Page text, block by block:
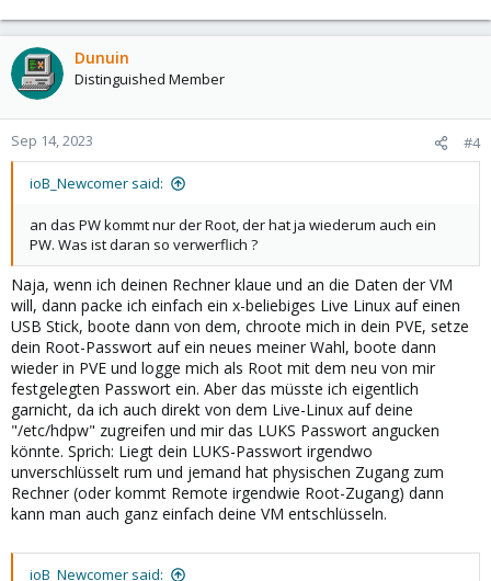
Dunuin
Distinguished Member
Sep 14, 2023 #4
ioB_Newcomer said:
an das PW kommt nur der Root, der hat ja wiederum auch ein
PW. Was ist daran so verwerflich ?
Naja, wenn ich deinen Rechner klaue und an die Daten der VM
will, dann packe ich einfach ein x-beliebiges Live Linux auf einen
USB Stick, boote dann von dem, chroote mich in dein PVE, setze
dein Root-Passwort auf ein neues meiner Wahl, boote dann
wieder in PVE und logge mich als Root mit dem neu von mir
festgelegten Passwort ein. Aber das müsste ich eigentlich
garnicht, da ich auch direkt von dem Live-Linux auf deine
"/etc/hdpw" zugreifen und mir das LUKS Passwort angucken
könnte. Sprich: Liegt dein LUKS-Passwort irgendwo
unverschlüsselt rum und jemand hat physischen Zugang zum
Rechner (oder kommt Remote irgendwie Root-Zugang) dann
kann man auch ganz einfach deine VM entschlüsseln.
ioB_Newcomer said: